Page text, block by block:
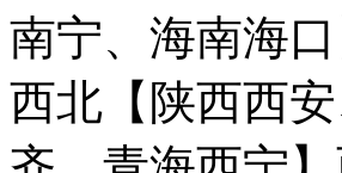
南宁、海南海口
西北【陕西西